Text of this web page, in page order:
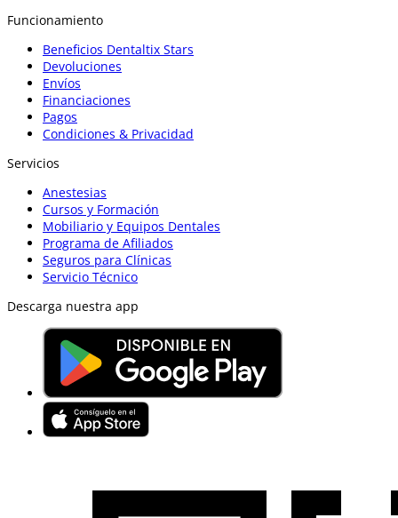
Funcionamiento
Beneficios Dentaltix Stars
Devoluciones
Envíos
Financiaciones
Pagos
Condiciones & Privacidad
Servicios
Anestesias
Cursos y Formación
Mobiliario y Equipos Dentales
Programa de Afiliados
Seguros para Clínicas
Servicio Técnico
Descarga nuestra app